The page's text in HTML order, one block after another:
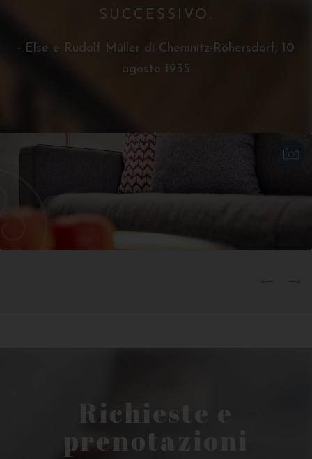
SUCCESSIVO.
- Else e Rudolf Müller di Chemnitz-Röhersdorf, 10
agosto 1935
Richieste e
prenotazioni